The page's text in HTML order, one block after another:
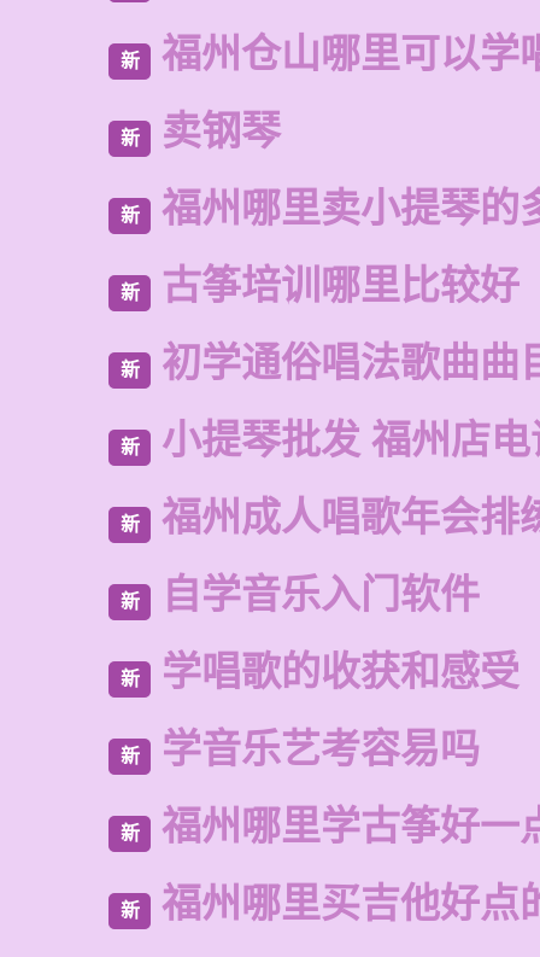
新 福州仓山哪里可以学
新 卖钢琴
新 福州哪里卖小提琴的
新 古筝培训哪里比较好
新 初学通俗唱法歌曲曲
新 小提琴批发 福州店
新 福州成人唱歌年会排
新 自学音乐入门软件
新 学唱歌的收获和感受
新 学音乐艺考容易吗
新 福州哪里学古筝好一
新 福州哪里买吉他好点